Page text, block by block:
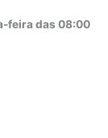
feira das 08:00